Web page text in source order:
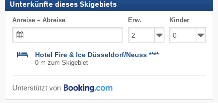
Unterkünfte dieses Skigebiets
Anreise – Abreise Erw. Kinder
Hotel Fire & Ice Düsseldorf/Neuss ****
0 m zum Skigebiet
Unterstützt von